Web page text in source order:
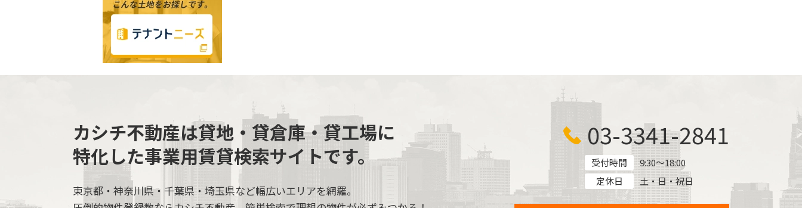
カシチ不動産は貸地・貸倉庫・貸工場に
特化した事業用賃貸検索サイトです。
東京都・神奈川県・千葉県・埼玉県など幅広いエリアを網羅。
03-3341-2841
受付時間
9:30～18:00
定休日
土・日・祝日